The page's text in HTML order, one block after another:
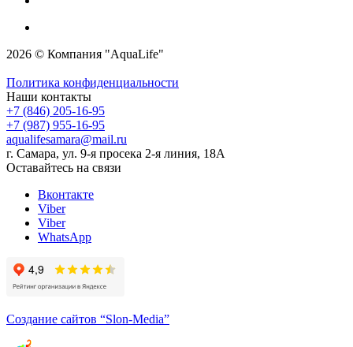
2026 © Компания "AquaLife"
Политика конфиденциальности
Наши контакты
+7 (846) 205-16-95
+7 (987) 955-16-95
aqualifesamara@mail.ru
г. Самара, ул. 9-я просека 2-я линия, 18А
Оставайтесь на связи
Вконтакте
Viber
Viber
WhatsApp
Создание сайтов “Slon-Media”